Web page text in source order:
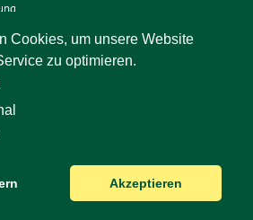
Cookies, um unsere Website
zu optimieren.
Akzeptieren